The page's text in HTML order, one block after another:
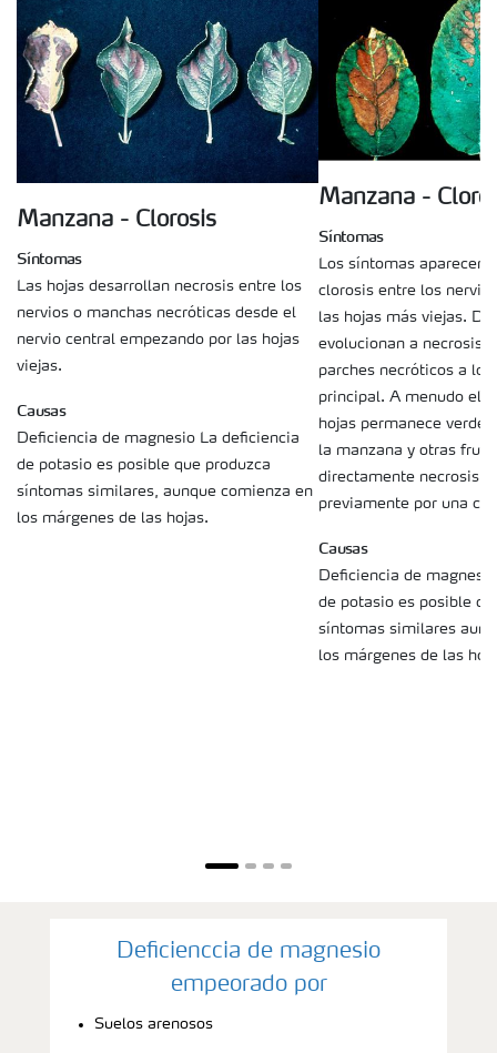
Manzana - Clorosis
Síntomas
Las hojas desarrollan necrosis entre los
nervios o manchas necróticas desde el
nervio central empezando por las hojas
viejas.
Causas
Deficiencia de magnesio La deficiencia
de potasio es posible que produzca
síntomas similares, aunque comienza en
los márgenes de las hojas.
Manzana -
Síntomas
Los síntomas aparecen
clorosis entre los
las hojas más viejas.
evolucionan a necrosis
parches necróticos a lo
principal. A menudo el
hojas permanece verde.
la manzana y otras
directamente necrosis
previamente por una
Causas
Deficiencia de
de potasio es posible
síntomas similares
los márgenes de las
Deficienccia de magnesio
empeorado por
Suelos arenosos